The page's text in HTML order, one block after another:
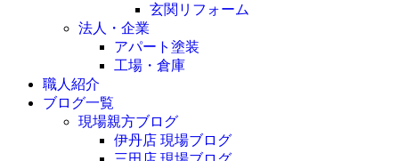
玄関リフォーム
法人・企業
アパート塗装
工場・倉庫
職人紹介
ブログ一覧
現場親方ブログ
伊丹店 現場ブログ